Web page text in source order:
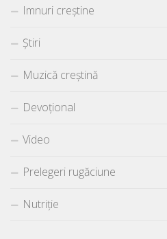
Imnuri creștine
Știri
Muzică creștină
Devoțional
Video
Prelegeri rugăciune
Nutriție